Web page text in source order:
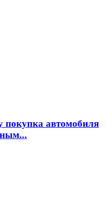
покупка автомобиля